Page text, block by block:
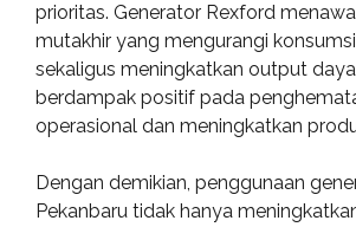
prioritas. Generator Rexford
mutakhir yang mengurangi
sekaligus meningkatkan output
berdampak positif pada
operasional dan meningkatkan
Dengan demikian, penggunaan
Pekanbaru tidak hanya